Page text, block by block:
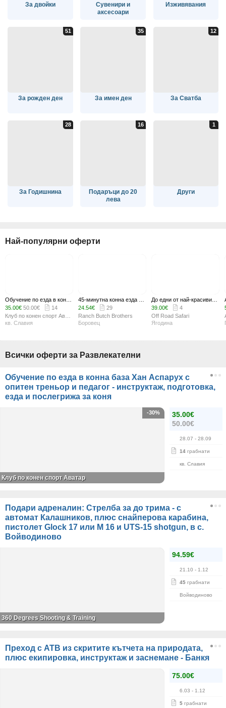
За двойки
Сувенири и
аксесоари
Изживявания
За рожден ден За имен ден За Сватба
За Годишнина
Подаръци до 20
лева
Други
Най-популярни оферти
35.00€ 50.00€
14
кв. Славия
24.54€
29
Ranch Butch Brothers
Боровец
39.00€
4
Оff Road Safari
Ягодина
Всички оферти за Развлекателни
Обучение по езда в конна база Хан Аспарух с
опитен треньор и педагог - инструктаж, подготовка,
езда и послегрижа за коня
35.00€
50.00€
28.07 - 28.09
14 грабнати
кв. Славия
-30%
Клуб по конен спорт Аватар
Подари адреналин: Стрелба за до трима - с
автомат Калашников, плюс снайперова карабина,
пистолет Glock 17 или M 16 и UTS-15 shotgun, в с.
Войводиново
94.59€
21.10 - 1.12
45 грабнати
Войводиново
360 Degrees Shooting & Training
Преход с АТВ из скритите кътчета на природата,
плюс екипировка, инструктаж и заснемане - Банкя
75.00€
6.03 - 1.12
5 грабнати